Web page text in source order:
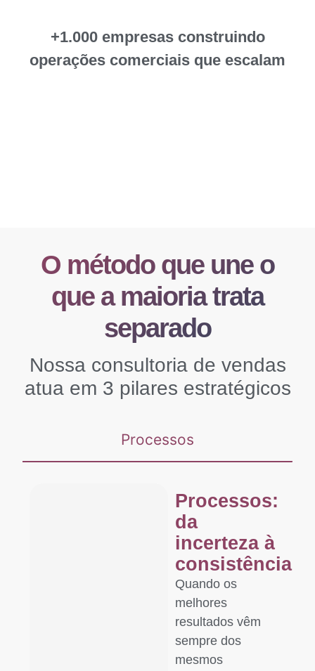
+1.000empresas construindo
operações comerciais que escalam
O método que une o
que a maioria trata
separado
Nossa consultoria de vendas
atua em 3 pilares estratégicos
Processos
Processos:
da
incerteza à
consistência
Quando os
melhores
resultados vêm
sempre dos
mesmos